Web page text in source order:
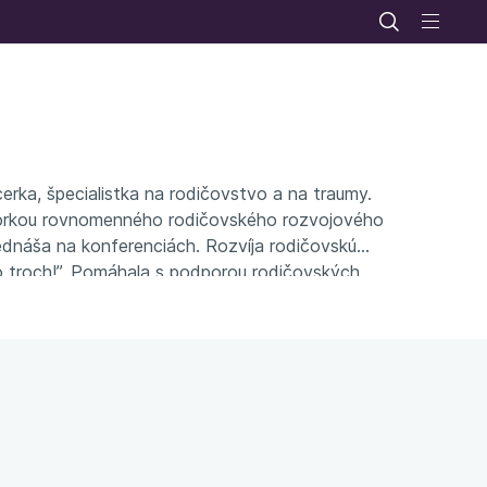
špecialistka na rodičovstvo a na traumy.
rovnomenného rodičovského rozvojového
na konferenciách. Rozvíja rodičovskú
Pomáhala s podporou rodičovských
je Google, PRE, Tchibo alebo Ernst &